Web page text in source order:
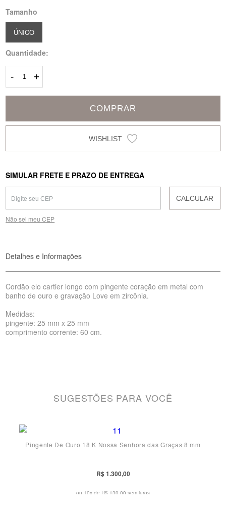
Tamanho
ÚNICO
Quantidade:
- +
COMPRAR
SIMULAR FRETE E PRAZO DE ENTREGA
CALCULAR
Não sei meu CEP
Detalhes e Informações
Cordão elo cartier longo com pingente coração em metal com
banho de ouro e gravação Love em zircônia.
Medidas:
pingente: 25 mm x 25 mm
comprimento corrente: 60 cm.
SUGESTÕES PARA VOCÊ
Pingente De Ouro 18 K Nossa Senhora das Graças 8 mm
R$ 1.300,00
ou 10x de R$ 130,00 sem juros